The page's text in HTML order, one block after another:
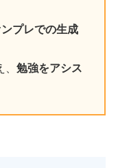
ンプレでの生成
勉強をアシス